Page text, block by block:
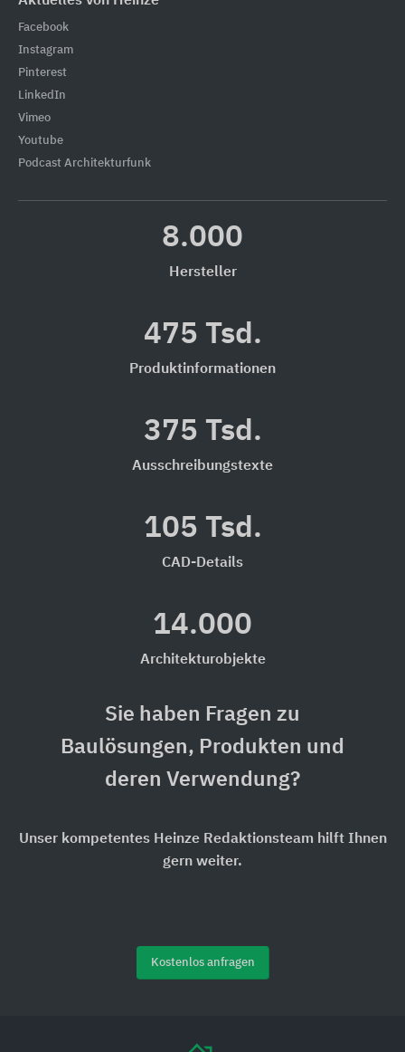
Facebook
Instagram
Pinterest
LinkedIn
Vimeo
Youtube
Podcast Architekturfunk
8.000
Hersteller
475 Tsd.
Produktinformationen
375 Tsd.
Ausschreibungstexte
105 Tsd.
CAD-Details
14.000
Architekturobjekte
Sie haben Fragen zu
Baulösungen, Produkten und
deren Verwendung?
Unser kompetentes Heinze Redaktionsteam hilft Ihnen
gern weiter.
Kostenlos anfragen